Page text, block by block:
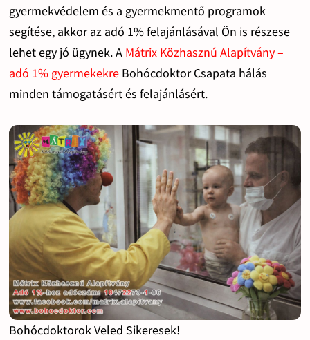
gyermekvédelem és a gyermekmentő programok
segítése, akkor az adó 1% felajánlásával Ön is részese
lehet egy jó ügynek. A Mátrix Közhasznú Alapítvány –
adó 1% gyermekekreBohócdoktor Csapata hálás
minden támogatásért és felajánlásért.
Bohócdoktorok Veled Sikeresek!